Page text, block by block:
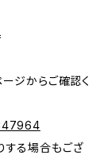
ジからご確認く
する場合もござ